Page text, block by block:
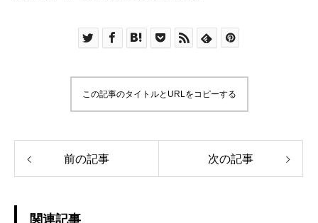
この記事のタイトルとURLをコピーする
前の記事 次の記事
関連記事